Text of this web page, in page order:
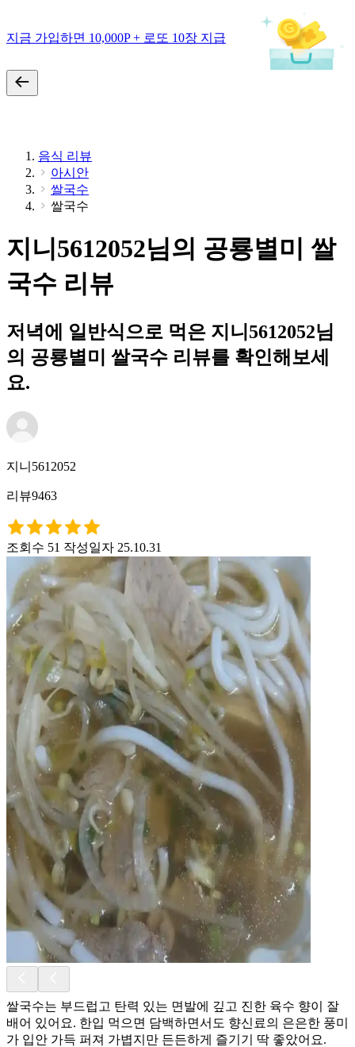
지금 가입하면 10,000P + 로또 10장 지급
음식 리뷰
아시안
쌀국수
쌀국수
지니5612052님의 공룡별미 쌀
국수 리뷰
저녁에 일반식으로 먹은 지니5612052님
의 공룡별미 쌀국수 리뷰를 확인해보세
요.
지니5612052
리뷰9463
조회수 51 작성일자 25.10.31
쌀국수는 부드럽고 탄력 있는 면발에 깊고 진한 육수 향이 잘
배어 있어요. 한입 먹으면 담백하면서도 향신료의 은은한 풍미
가 입안 가득 퍼져 가볍지만 든든하게 즐기기 딱 좋았어요.